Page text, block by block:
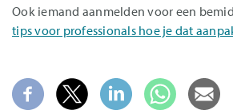
Ook iemand aanmelden voor een
tips voor professionals hoe je dat